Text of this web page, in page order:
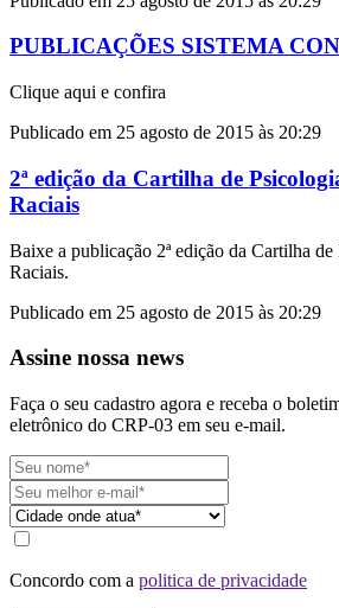
PUBLICAÇÕES SISTEMA
Clique aqui e confira
Publicado em 25 agosto de 2015 às 20:29
2ª edição da Cartilha de
Raciais
Baixe a publicação 2ª edição da Cartilha
Raciais.
Publicado em 25 agosto de 2015 às 20:29
Assine nossa news
Faça o seu cadastro agora e receba o
eletrônico do CRP-03 em seu e-mail.
Concordo com a politica de privacidade